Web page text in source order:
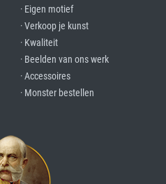
· Eigen motief
· Verkoop je kunst
· Kwaliteit
· Beelden van ons werk
· Accessoires
· Monster bestellen